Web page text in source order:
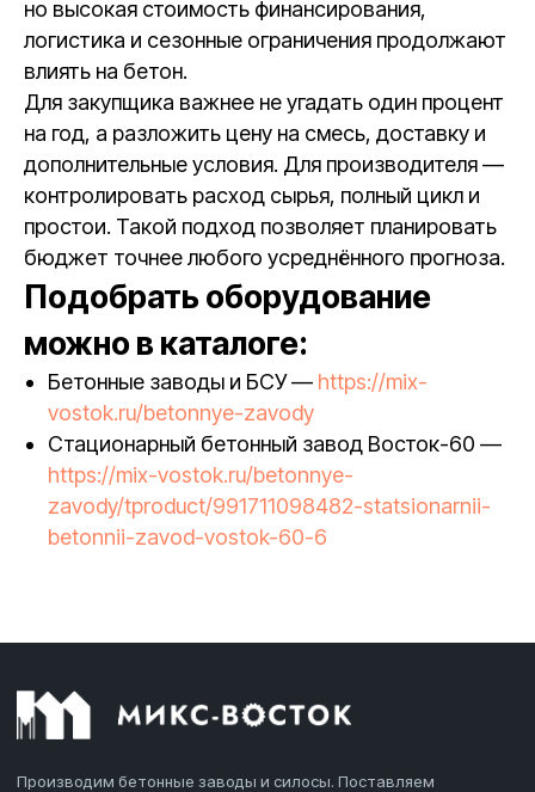
но высокая стоимость финансирования,
логистика и сезонные ограничения продолжают
влиять на бетон.
Для закупщика важнее не угадать один процент
на год, а разложить цену на смесь, доставку и
дополнительные условия. Для производителя —
контролировать расход сырья, полный цикл и
простои. Такой подход позволяет планировать
бюджет точнее любого усреднённого прогноза.
Подобрать оборудование
можно в каталоге:
Бетонные заводы и БСУ — https://mix-
vostok.ru/betonnye-zavody
Стационарный бетонный завод Восток-60 —
https://mix-vostok.ru/betonnye-
zavody/tproduct/991711098482-statsionarnii-
betonnii-zavod-vostok-60-6
Производим бетонные заводы и силосы. Поставляем